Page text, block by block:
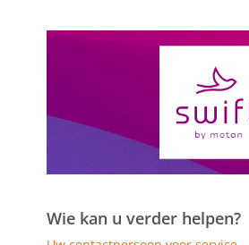
Wie kan u verder helpen?